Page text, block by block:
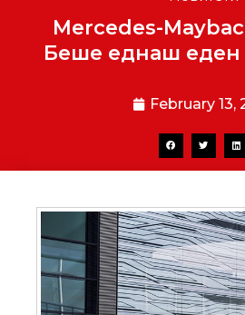
Mercedes-
Беше еднаш еден
February 13,